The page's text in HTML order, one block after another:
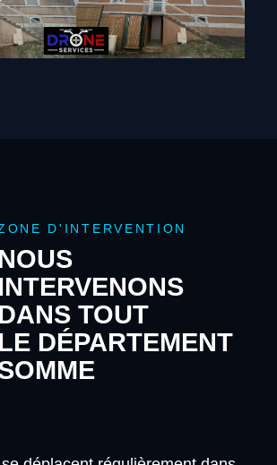
D'INTERVENTION
NOUS
INTERVENONS
DANS TOUT
LE DÉPARTEMENT